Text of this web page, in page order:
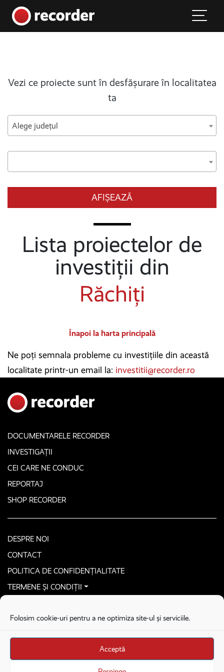
Folosim cookie-uri pentru a ne optimiza site-ul și serviciile.
Acceptă
Main Navigation
Vezi ce proiecte sunt în desfășurare în localitatea
ta
Alege județul
AFIȘEAZĂ
Lista proiectelor de
investiții din
Răchiți
Înapoi la harta principală
Ne poți semnala probleme cu investițiile din această
localitate printr-un email la: investitii@recorder.ro
DOCUMENTARELE RECORDER
INVESTIGAȚII
CEI CARE NE CONDUC
REPORTAJ
SHOP RECORDER
DESPRE NOI
CONTACT
POLITICA DE CONFIDENȚIALITATE
TERMENE ȘI CONDIȚII
Stega creative
Brandul Recorder e operat de Asociația Recorder Community, sub licența SC